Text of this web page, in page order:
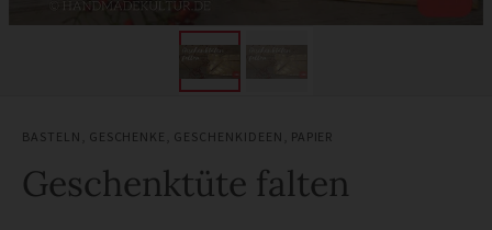
BASTELN GESCHENKE GESCHENKIDEEN PAPIER
Geschenktüte falten